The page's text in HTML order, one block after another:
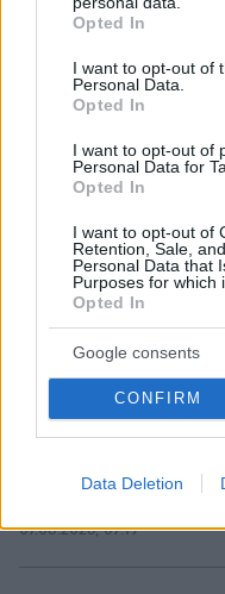
grant or deny consent
use your data for below
consent section.
Opted In
I want to opt-out of
Personal Data.
Opted In
I want to opt-out of
Personal Data for
Opted In
I want to opt-out of
Retention, Sale,
Personal Data that
Purposes for which
Opted In
Google consents
CONFIRM
Data Deletion
Ο οδηγός του
τροχαίο με τους
η 43χρονη και ο
δουλειά
07.08.2026, 13:17
«Δεν το πιστεύουμε»,
Αμερικανοί που
για το φονικό στην
σιωπή στην απολογία
07.08.2026, 07:19